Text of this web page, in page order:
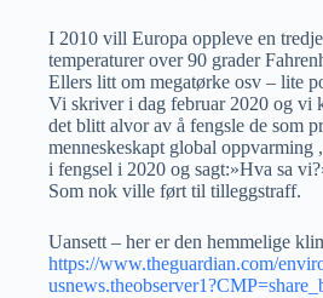
I 2010 vill Europa oppleve en
temperaturer over 90 grader
Ellers litt om megatørke osv – lite
Vi skriver i dag februar 2020 og vi
det blitt alvor av å fengsle de som
menneskeskapt global oppvarming
i fengsel i 2020 og sagt:»Hva sa
Som nok ville ført til tilleggstraff.
Uansett – her er den hemmelige
https://www.theguardian.com/